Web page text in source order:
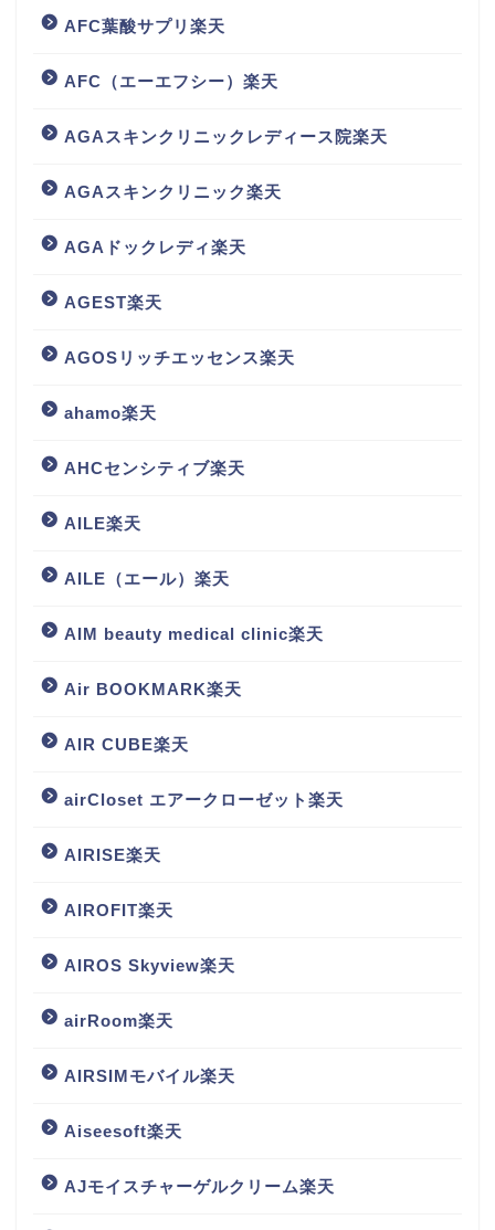
AFC葉酸サプリ楽天
AFC（エーエフシー）楽天
AGAスキンクリニックレディース院楽天
AGAスキンクリニック楽天
AGAドックレディ楽天
AGEST楽天
AGOSリッチエッセンス楽天
ahamo楽天
AHCセンシティブ楽天
AILE楽天
AILE（エール）楽天
AIM beauty medical clinic楽天
Air BOOKMARK楽天
AIR CUBE楽天
airCloset エアークローゼット楽天
AIRISE楽天
AIROFIT楽天
AIROS Skyview楽天
airRoom楽天
AIRSIMモバイル楽天
Aiseesoft楽天
AJモイスチャーゲルクリーム楽天